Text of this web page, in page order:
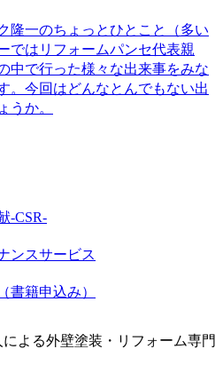
隆一のちょっとひとこと（多い
ではリフォームパンセ代表親
中で行った様々な出来事をみな
。今回はどんなとんでもない出
うか。
-CSR-
ンスサービス
書籍申込み）
よる外壁塗装・リフォーム専門